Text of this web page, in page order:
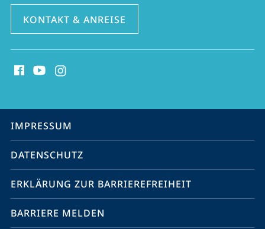
KONTAKT & ANREISE
Media
Service-
Navigation
IMPRESSUM
DATENSCHUTZ
ERKLÄRUNG ZUR BARRIEREFREIHEIT
BARRIERE MELDEN